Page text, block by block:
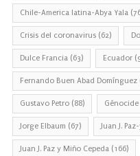
Chile-America latina-Abya Yala
Crisis del coronavirus (62)
Dulce Francia (63) Ecuador
Fernando Buen Abad Domínguez
Gustavo Petro (88) Génocide
Jorge Elbaum (67) Juan J.
Juan J. Paz y Miño Cepeda (166)